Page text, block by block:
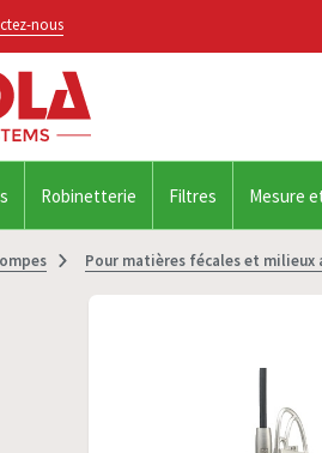
nous
Robinetterie Filtres Mesure
Pour matières fécales et milieux